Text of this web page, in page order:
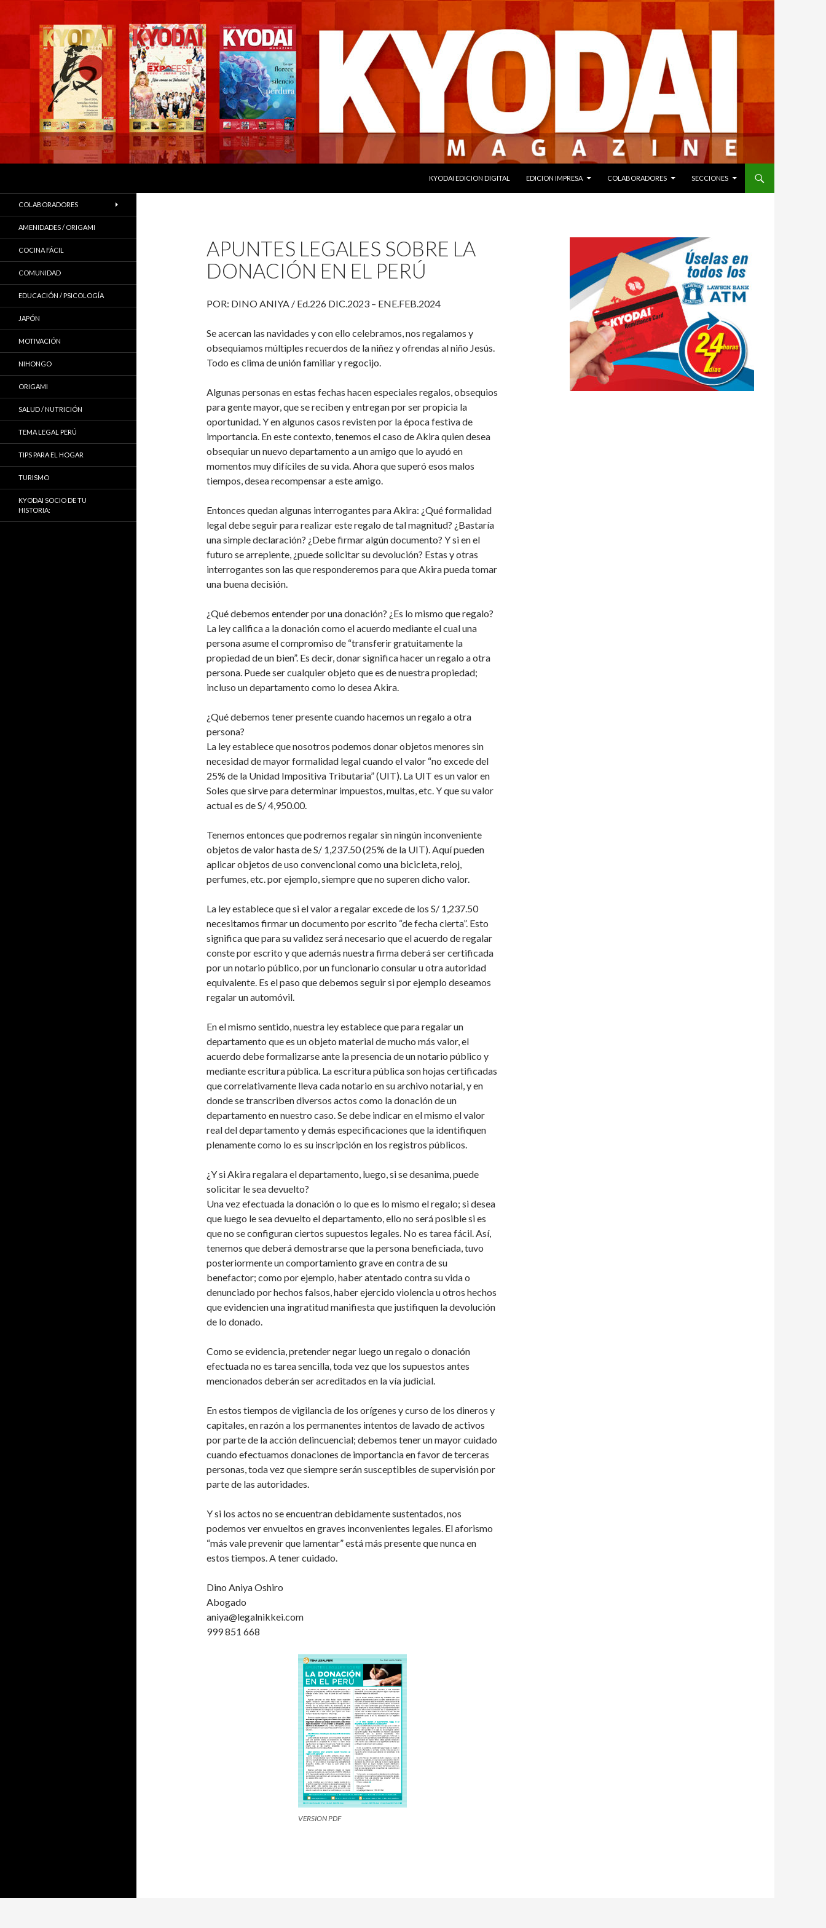
KYODAI EDICION DIGITAL
EDICION IMPRESA COLABORADORES SECCIONES
APUNTES LEGALES SOBRE LA
DONACIÓN EN EL PERÚ
POR: DINO ANIYA / Ed.226 DIC.2023 – ENE.FEB.2024
Se acercan las navidades y con ello celebramos, nos regalamos y
obsequiamos múltiples recuerdos de la niñez y ofrendas al niño Jesús.
Todo es clima de unión familiar y regocijo.
Algunas personas en estas fechas hacen especiales regalos, obsequios
para gente mayor, que se reciben y entregan por ser propicia la
oportunidad. Y en algunos casos revisten por la época festiva de
importancia. En este contexto, tenemos el caso de Akira quien desea
obsequiar un nuevo departamento a un amigo que lo ayudó en
momentos muy difíciles de su vida. Ahora que superó esos malos
tiempos, desea recompensar a este amigo.
Entonces quedan algunas interrogantes para Akira: ¿Qué formalidad
legal debe seguir para realizar este regalo de tal magnitud? ¿Bastaría
una simple declaración? ¿Debe firmar algún documento? Y si en el
futuro se arrepiente, ¿puede solicitar su devolución? Estas y otras
interrogantes son las que responderemos para que Akira pueda tomar
una buena decisión.
¿Qué debemos entender por una donación? ¿Es lo mismo que regalo?
La ley califica a la donación como el acuerdo mediante el cual una
persona asume el compromiso de “transferir gratuitamente la
propiedad de un bien”. Es decir, donar significa hacer un regalo a otra
persona. Puede ser cualquier objeto que es de nuestra propiedad;
incluso un departamento como lo desea Akira.
¿Qué debemos tener presente cuando hacemos un regalo a otra
persona?
La ley establece que nosotros podemos donar objetos menores sin
necesidad de mayor formalidad legal cuando el valor “no excede del
25% de la Unidad Impositiva Tributaria” (UIT). La UIT es un valor en
Soles que sirve para determinar impuestos, multas, etc. Y que su valor
actual es de S/ 4,950.00.
Tenemos entonces que podremos regalar sin ningún inconveniente
objetos de valor hasta de S/ 1,237.50 (25% de la UIT). Aquí pueden
aplicar objetos de uso convencional como una bicicleta, reloj,
perfumes, etc. por ejemplo, siempre que no superen dicho valor.
La ley establece que si el valor a regalar excede de los S/ 1,237.50
necesitamos firmar un documento por escrito “de fecha cierta”. Esto
significa que para su validez será necesario que el acuerdo de regalar
conste por escrito y que además nuestra firma deberá ser certificada
por un notario público, por un funcionario consular u otra autoridad
equivalente. Es el paso que debemos seguir si por ejemplo deseamos
regalar un automóvil.
En el mismo sentido, nuestra ley establece que para regalar un
departamento que es un objeto material de mucho más valor, el
acuerdo debe formalizarse ante la presencia de un notario público y
mediante escritura pública. La escritura pública son hojas certificadas
que correlativamente lleva cada notario en su archivo notarial, y en
donde se transcriben diversos actos como la donación de un
departamento en nuestro caso. Se debe indicar en el mismo el valor
real del departamento y demás especificaciones que la identifiquen
plenamente como lo es su inscripción en los registros públicos.
¿Y si Akira regalara el departamento, luego, si se desanima, puede
solicitar le sea devuelto?
Una vez efectuada la donación o lo que es lo mismo el regalo; si desea
que luego le sea devuelto el departamento, ello no será posible si es
que no se configuran ciertos supuestos legales. No es tarea fácil. Así,
tenemos que deberá demostrarse que la persona beneficiada, tuvo
posteriormente un comportamiento grave en contra de su
benefactor; como por ejemplo, haber atentado contra su vida o
denunciado por hechos falsos, haber ejercido violencia u otros hechos
que evidencien una ingratitud manifiesta que justifiquen la devolución
de lo donado.
Como se evidencia, pretender negar luego un regalo o donación
efectuada no es tarea sencilla, toda vez que los supuestos antes
mencionados deberán ser acreditados en la vía judicial.
En estos tiempos de vigilancia de los orígenes y curso de los dineros y
capitales, en razón a los permanentes intentos de lavado de activos
por parte de la acción delincuencial; debemos tener un mayor cuidado
cuando efectuamos donaciones de importancia en favor de terceras
personas, toda vez que siempre serán susceptibles de supervisión por
parte de las autoridades.
Y si los actos no se encuentran debidamente sustentados, nos
podemos ver envueltos en graves inconvenientes legales. El aforismo
“más vale prevenir que lamentar” está más presente que nunca en
estos tiempos. A tener cuidado.
Dino Aniya Oshiro
Abogado
aniya@legalnikkei.com
999 851 668
VERSION PDF
COLABORADORES
AMENIDADES / ORIGAMI
COCINA FÁCIL
COMUNIDAD
EDUCACIÓN / PSICOLOGÍA
JAPÓN
MOTIVACIÓN
NIHONGO
ORIGAMI
SALUD / NUTRICIÓN
TEMA LEGAL PERÚ
TIPS PARA EL HOGAR
TURISMO
KYODAI SOCIO DE TU
HISTORIA: